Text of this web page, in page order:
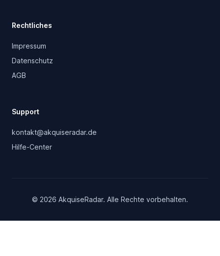
Rechtliches
Impressum
Datenschutz
AGB
Support
kontakt@akquiseradar.de
Hilfe-Center
© 2026 AkquiseRadar. Alle Rechte vorbehalten.